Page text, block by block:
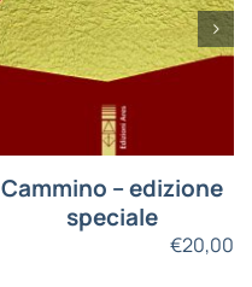
Cammino – edizione
speciale
€20,00